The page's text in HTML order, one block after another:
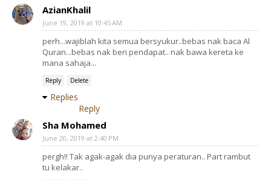
AzianKhalil
June 19, 2019 at 10:45 AM
perh...wajiblah kita semua bersyukur..bebas nak baca Al
Quran...bebas nak beri pendapat.. nak bawa kereta ke
mana sahaja...
Reply Delete
Replies
Reply
Sha Mohamed
June 20, 2019 at 2:40 PM
pergh!! Tak agak-agak dia punya peraturan.. Part rambut
tu kelakar..